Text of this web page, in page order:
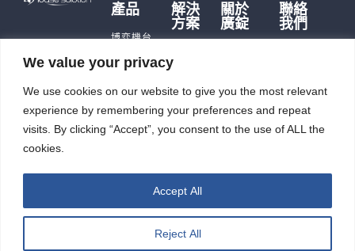
We value your privacy
We use cookies on our website to give you the most relevant
experience by remembering your preferences and repeat
visits. By clicking “Accept”, you consent to the use of ALL the
cookies.
Reject All
Accept All
產品
博弈機台
遊戲主機
充電樁
觸控平板
電腦
解決
方案
體
用
智能自
動化
關於
廣錠
公司據點
力
廣錠徵才
聯絡
我們
即時訊
投資人
專區
廣錠股份有限公司 版權所有2026 © All rights reserved.
網頁設計公司：振作雲科技